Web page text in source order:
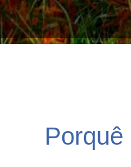
Porquê